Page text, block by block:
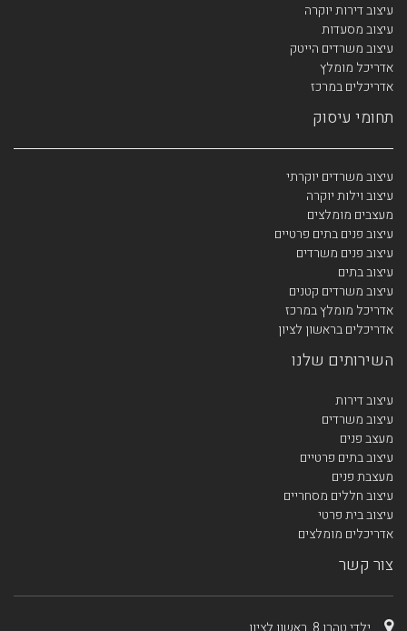
עיצוב דירות יוקרה
עיצוב מסעדות
עיצוב משרדים הייטק
אדריכל מומלץ
אדריכלים במרכז
תחומי עיסוק
עיצוב משרדים יוקרתי
עיצוב וילות יוקרה
מעצבים מומלצים
עיצוב פנים בתים פרטיים
עיצוב פנים משרדים
עיצוב בתים
עיצוב משרדים קטנים
אדריכל מומלץ במרכז
אדריכלים בראשון לציון
השירותים שלנו
עיצוב דירות
עיצוב משרדים
מעצב פנים
עיצוב בתים פרטיים
מעצבת פנים
עיצוב חללים מסחריים
עיצוב בית פרטי
אדריכלים מומלצים
צור קשר